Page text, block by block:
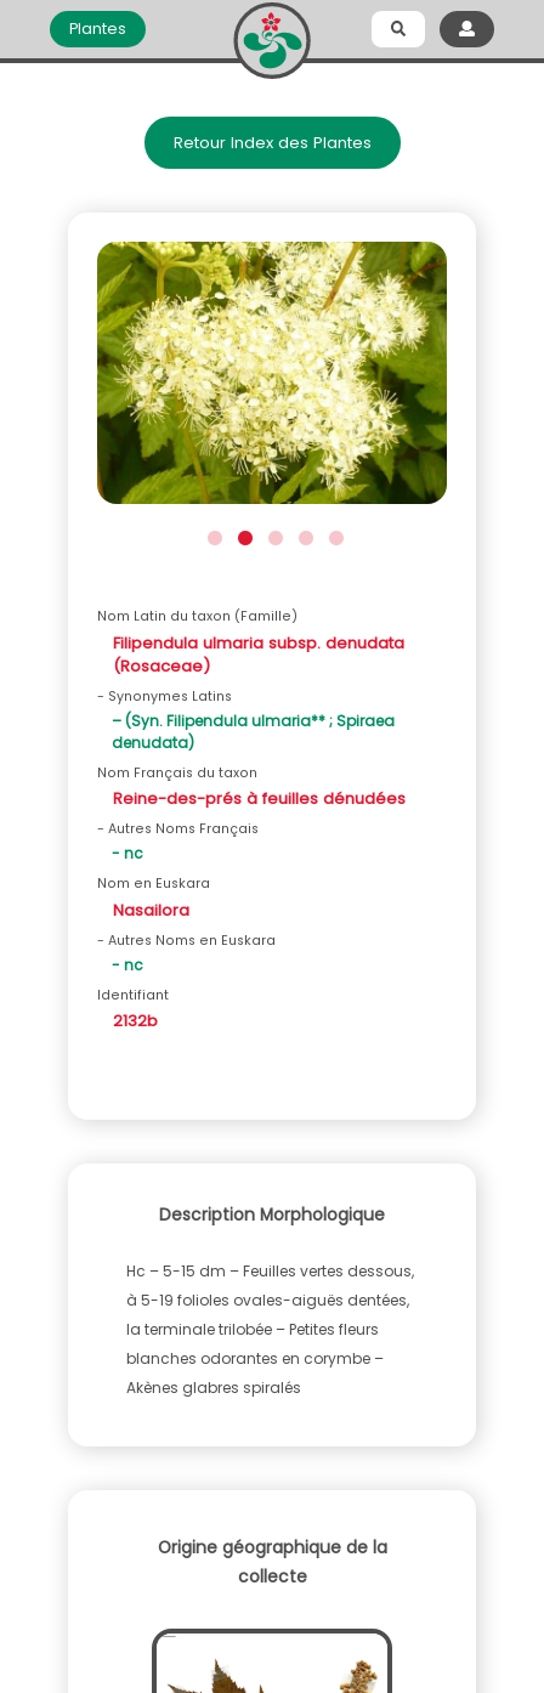
Plantes
Retour Index des Plantes
Nom Latin du taxon (Famille)
Filipendula ulmaria subsp. denudata
(Rosaceae)
- Synonymes Latins
– (Syn. Filipendula ulmaria** ; Spiraea
denudata)
Nom Français du taxon
Reine-des-prés à feuilles dénudées
- Autres Noms Français
- nc
Nom en Euskara
Nasailora
- Autres Noms en Euskara
- nc
Identifiant
2132b
Description Morphologique
Hc – 5-15 dm – Feuilles vertes dessous,
à 5-19 folioles ovales-aiguës dentées,
la terminale trilobée – Petites fleurs
blanches odorantes en corymbe –
Akènes glabres spiralés
Origine géographique de la
collecte